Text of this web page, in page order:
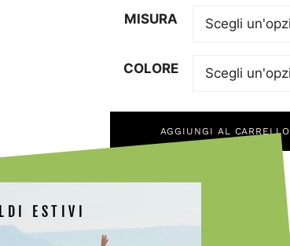
MISURA
COLORE
AGGIUNGI AL CARRELLO
ESTIVI